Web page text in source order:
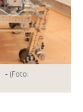
- (Foto: